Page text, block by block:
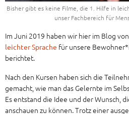
Bisher gibt es keine Filme, die 1. Hilfe in
unser Fachbereich für
Im Juni 2019 haben wir hier im Blog
leichter Sprache für unsere
berichtet.
Nach den Kursen haben sich die
gemacht, wie man das Gelernte im
Es entstand die Idee und der Wunsch,
anschauen zu können. Trotz einer